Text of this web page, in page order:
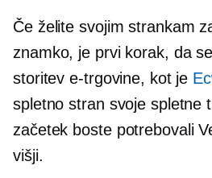
Če želite svojim strankam
znamko, je prvi korak, da
storitev e-trgovine, kot je
spletno stran svoje spletne
začetek boste potrebovali
višji.